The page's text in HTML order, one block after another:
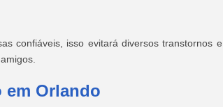
confiáveis, isso evitará diversos transtornos e
em Orlando